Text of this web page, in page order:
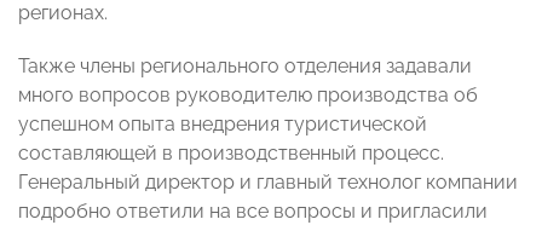
регионах.
Также члены регионального отделения задавали
много вопросов руководителю производства об
успешном опыта внедрения туристической
составляющей в производственный процесс.
Генеральный директор и главный технолог компании
подробно ответили на все вопросы и пригласили